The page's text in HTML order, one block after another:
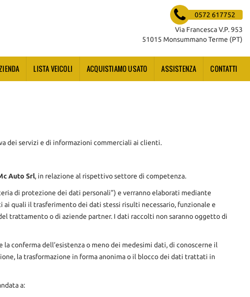
0572 617752
Via Francesca V.P. 953
51015 Monsummano Terme (PT)
LISTA VEICOLI ACQUISTIAMO USATO ASSISTENZA CONTATTI
dei servizi e di informazioni commerciali ai clienti.
Auto Srl, in relazione al rispettivo settore di competenza.
di protezione dei dati personali”) e verranno elaborati mediante
quali il trasferimento dei dati stessi risulti necessario, funzionale e
trattamento o di aziende partner. I dati raccolti non saranno oggetto di
conferma dell’esistenza o meno dei medesimi dati, di conoscerne il
la trasformazione in forma anonima o il blocco dei dati trattati in
a: